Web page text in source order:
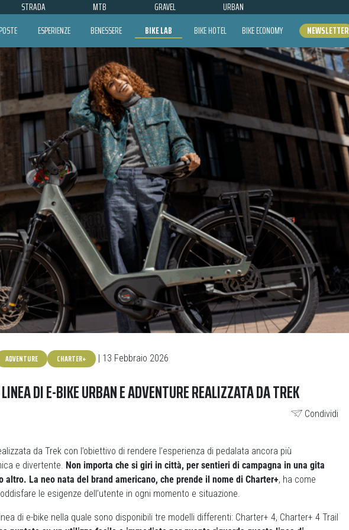
STRADA MTB GRAVEL URBAN
ESPERIENZE BENESSERE BIKE LAB BIKE HOTEL BIKE ECONOMY NEWSLETTER
ADVENTURE CHARTER+ | 13 Febbraio 2026
DI E-BIKE URBAN E ADVENTURE REALIZZATA DA TREK
Condividi
da Trek con l’obiettivo di rendere l’esperienza di pedalata ancora più
e divertente. Non importa che si giri in città, per sentieri di campagna in una gita
altro. La neo nata del brand americano, che prende il nome di Charter+, ha come
le esigenze dell’utente in ogni momento e situazione.
di e-bike nella quale sono disponibili tre modelli differenti: Charter+ 4, Charter+ 4 Trail